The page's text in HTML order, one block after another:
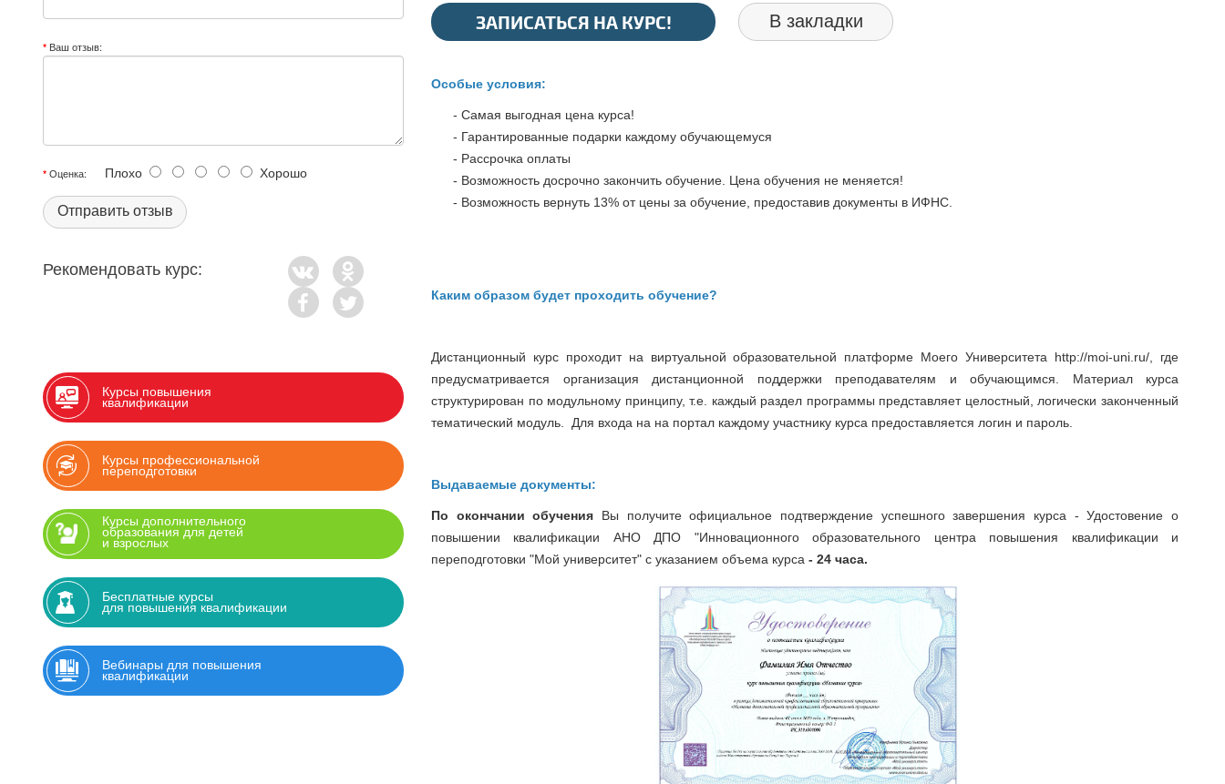
Ваш отзыв:
Оценка: Плохо Хорошо
Отправить отзыв
Рекомендовать курс:
Курсы повышения
квалификации
Курсы профессиональной
переподготовки
Курсы дополнительного
образования для детей
и взрослых
Бесплатные курсы
для повышения квалификации
Вебинары для повышения
квалификации
ЗАПИСАТЬСЯ НА КУРС! В закладки
Особые условия:
- Самая выгодная цена курса!
- Гарантированные подарки каждому обучающемуся
- Рассрочка оплаты
- Возможность досрочно закончить обучение. Цена обучения не меняется!
- Возможность вернуть 13% от цены за обучение, предоставив документы в ИФНС.
Каким образом будет проходить обучение?
Дистанционный курс проходит на виртуальной образовательной платформе Моего Университета http://moi-uni.ru/, где
предусматривается организация дистанционной поддержки преподавателям и обучающимся. Материал курса
структурирован по модульному принципу, т.е. каждый раздел программы представляет целостный, логически законченный
тематический модуль. Для входа на на портал каждому участнику курса предоставляется логин и пароль.
Выдаваемые документы:
По окончании обучения Вы получите официальное подтверждение успешного завершения курса - Удостовение о
повышении квалификации
АНО ДПО "Инновационного образовательного центра повышения квалификации и
переподготовки "Мой университет" с указанием объема курса - 24 часа.